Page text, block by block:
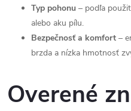
Typ pohonu – podľa
alebo aku pílu.
Bezpečnosť a komfort –
brzda a nízka hmotnosť
Overené